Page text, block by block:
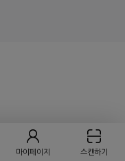
마이페이지 스캔하기